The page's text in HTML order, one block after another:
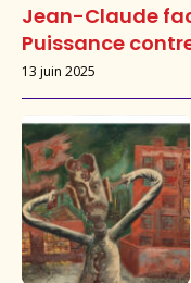
Jean-Claude
Puissance
13 juin 2025